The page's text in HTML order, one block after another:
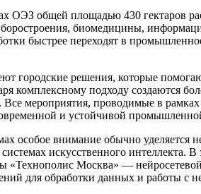
ОЭЗ общей площадью 430 гектаров
биомедицины,
быстрее переходят в
городские решения, которые
комплексному подходу создаются
Все мероприятия, проводимые в
и устойчивой
особое внимание обычно уделяется
искусственного интеллекта.
«Технополис Москва» —
для обработки данных и работы с